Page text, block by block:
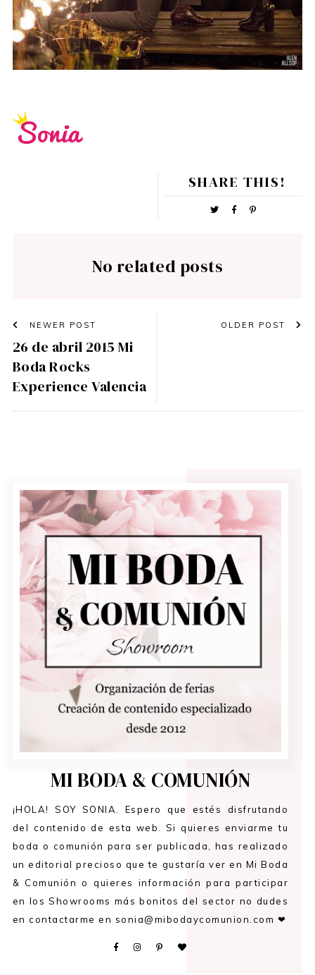
SHARE THIS!
No related posts
NEWER POST
26 de abril 2015 Mi
Boda Rocks
Experience Valencia
OLDER POST
MI BODA & COMUNIÓN
¡HOLA! SOY SONIA. Espero que estés disfrutando
del contenido de esta web. Si quieres enviarme tu
boda o comunión para ser publicada, has realizado
un editorial precioso que te gustaría ver en Mi Boda
& Comunión o quieres información para participar
en los Showrooms más bonitos del sector no dudes
en contactarme en sonia@mibodaycomunion.com ❤